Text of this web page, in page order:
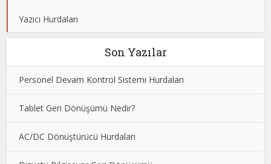
Yazıcı Hurdaları
Son Yazılar
Personel Devam Kontrol Sistemi Hurdaları
Tablet Geri Dönüşümü Nedir?
AC/DC Dönüştürücü Hurdaları